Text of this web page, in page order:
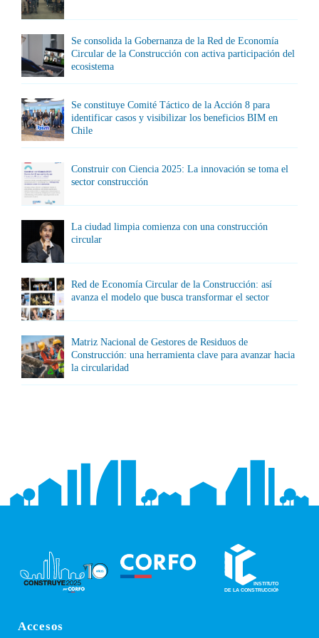
Se consolida la Gobernanza de la Red de Economía
Circular de la Construcción con activa participación del
ecosistema
Se constituye Comité Táctico de la Acción 8 para
identificar casos y visibilizar los beneficios BIM en
Chile
Construir con Ciencia 2025: La innovación se toma el
sector construcción
La ciudad limpia comienza con una construcción
circular
Red de Economía Circular de la Construcción: así
avanza el modelo que busca transformar el sector
Matriz Nacional de Gestores de Residuos de
Construcción: una herramienta clave para avanzar hacia
la circularidad
Accesos